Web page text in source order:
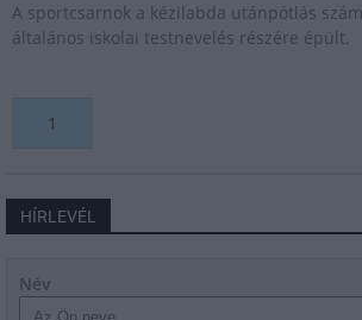
A sportcsarnok a kézilabda utánpótlás
általános iskolai testnevelés részére épült.
1
HÍRLEVÉL
Név